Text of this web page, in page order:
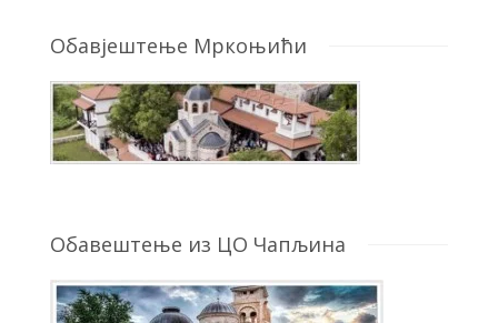
Обавјештење Мркоњићи
Обавештење из ЦО Чапљина